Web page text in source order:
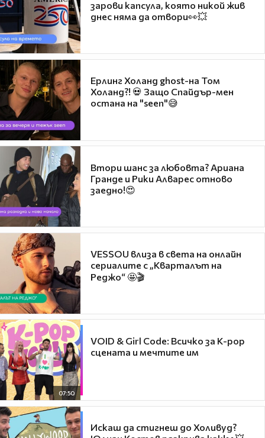
зарови капсула, която никой жив
днес няма да отвори👀💥
Ерлинг Холанд ghost-на Том
Холанд?! 💀 Защо Спайдър-мен
остана на "seen"😅
Втори шанс за любовта? Ариана
Гранде и Рики Алварес отново
заедно!😍
VESSOU влиза в света на онлайн
сериалите с „Кварталът на
Реджо“ 🤩🎬
07:50
VOID & Girl Code: Всичко за K-pop
сцената и мечтите им
Искаш да стигнеш до Холивуд?